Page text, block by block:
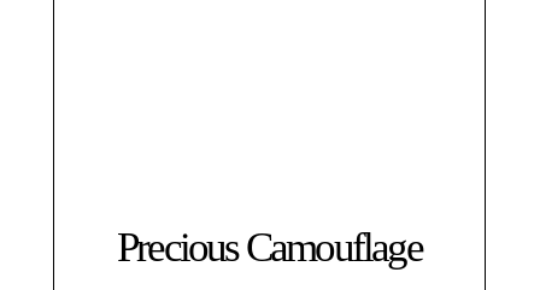
Precious Camouflage